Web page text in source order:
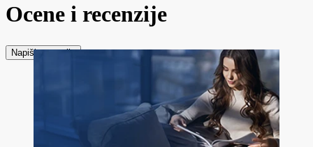
Ocene i recenzije
Napiši recenziju